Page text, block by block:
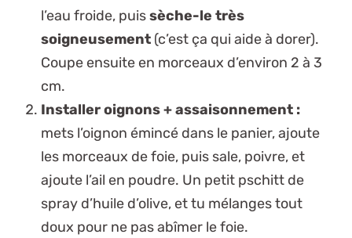
l’eau froide, puissèche-le très
soigneusement (c’est ça qui aide à dorer).
Coupe ensuite en morceaux d’environ 2 à 3
cm.
Installer oignons + assaisonnement :
mets l’oignon émincé dans le panier, ajoute
les morceaux de foie, puis sale, poivre, et
ajoute l’ail en poudre. Un petit pschitt de
spray d’huile d’olive, et tu mélangestout
doux pour ne pas abîmer le foie.